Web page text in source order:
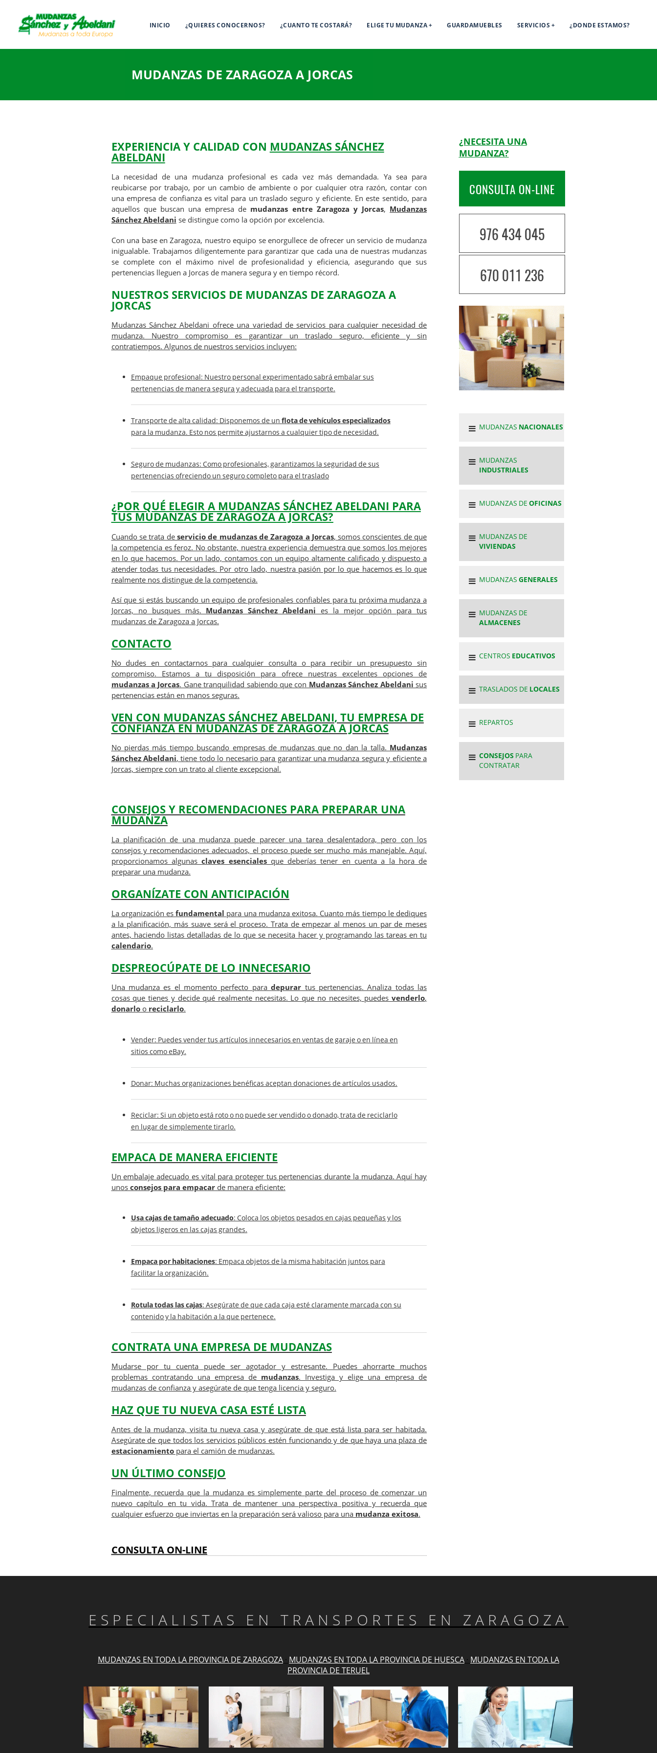
INICIO ¿QUIERES CONOCERNOS? ¿CUANTO TE COSTARÁ? ELIGE TU MUDANZA GUARDAMUEBLES SERVICIOS ¿DONDE ESTAMOS?
MUDANZAS DE ZARAGOZA A JORCAS
EXPERIENCIA Y CALIDAD CON MUDANZAS SÁNCHEZ
ABELDANI
La necesidad de una mudanza profesional es cada vez más demandada. Ya sea para
reubicarse por trabajo, por un cambio de ambiente o por cualquier otra razón, contar con
una empresa de confianza es vital para un traslado seguro y eficiente. En este sentido, para
aquellos que buscan una empresa de mudanzas entre Zaragoza y Jorcas, Mudanzas
Sánchez Abeldani se distingue como la opción por excelencia.
Con una base en Zaragoza, nuestro equipo se enorgullece de ofrecer un servicio de mudanza
inigualable. Trabajamos diligentemente para garantizar que cada una de nuestras mudanzas
se complete con el máximo nivel de profesionalidad y eficiencia, asegurando que sus
pertenencias lleguen a Jorcas de manera segura y en tiempo récord.
NUESTROS SERVICIOS DE MUDANZAS DE ZARAGOZA A
JORCAS
Mudanzas Sánchez Abeldani ofrece una variedad de servicios para cualquier necesidad de
mudanza. Nuestro compromiso es garantizar un traslado seguro, eficiente y sin
contratiempos. Algunos de nuestros servicios incluyen:
Empaque profesional: Nuestro personal experimentado sabrá embalar sus
pertenencias de manera segura y adecuada para el transporte.
Transporte de alta calidad: Disponemos de un flota de vehículos especializados
para la mudanza. Esto nos permite ajustarnos a cualquier tipo de necesidad.
Seguro de mudanzas: Como profesionales, garantizamos la seguridad de sus
pertenencias ofreciendo un seguro completo para el traslado
¿POR QUÉ ELEGIR A MUDANZAS SÁNCHEZ ABELDANI PARA
TUS MUDANZAS DE ZARAGOZA A JORCAS?
Cuando se trata de servicio de mudanzas de Zaragoza a Jorcas, somos conscientes de que
la competencia es feroz. No obstante, nuestra experiencia demuestra que somos los mejores
en lo que hacemos. Por un lado, contamos con un equipo altamente calificado y dispuesto a
atender todas tus necesidades. Por otro lado, nuestra pasión por lo que hacemos es lo que
realmente nos distingue de la competencia.
Así que si estás buscando un equipo de profesionales confiables para tu próxima mudanza a
Jorcas, no busques más. Mudanzas Sánchez Abeldani es la mejor opción para tus
mudanzas de Zaragoza a Jorcas.
CONTACTO
No dudes en contactarnos para cualquier consulta o para recibir un presupuesto sin
compromiso. Estamos a tu disposición para ofrece nuestras excelentes opciones de
mudanzas a Jorcas. Gane tranquilidad sabiendo que con Mudanzas Sánchez Abeldani sus
pertenencias están en manos seguras.
VEN CON MUDANZAS SÁNCHEZ ABELDANI, TU EMPRESA DE
CONFIANZA EN MUDANZAS DE ZARAGOZA A JORCAS
No pierdas más tiempo buscando empresas de mudanzas que no dan la talla. Mudanzas
Sánchez Abeldani, tiene todo lo necesario para garantizar una mudanza segura y eficiente a
Jorcas, siempre con un trato al cliente excepcional.
CONSEJOS Y RECOMENDACIONES PARA PREPARAR UNA
MUDANZA
La planificación de una mudanza puede parecer una tarea desalentadora, pero con los
consejos y recomendaciones adecuados, el proceso puede ser mucho más manejable. Aquí,
proporcionamos algunasclaves esencialesque deberías tener en cuenta a la hora de
preparar una mudanza.
ORGANÍZATE CON ANTICIPACIÓN
La organización esfundamental para una mudanza exitosa. Cuanto más tiempo le dediques
a la planificación, más suave será el proceso. Trata de empezar al menos un par de meses
antes, haciendo listas detalladas de lo que se necesita hacer y programando las tareas en tu
calendario.
DESPREOCÚPATE DE LO INNECESARIO
Una mudanza es el momento perfecto paradepurar tus pertenencias. Analiza todas las
cosas que tienes y decide qué realmente necesitas. Lo que no necesites, puedesvenderlo,
donarloo reciclarlo.
Vender: Puedes vender tus artículos innecesarios en ventas de garaje o en línea en
sitios como eBay.
Donar: Muchas organizaciones benéficas aceptan donaciones de artículos usados.
Reciclar: Si un objeto está roto o no puede ser vendido o donado, trata de reciclarlo
en lugar de simplemente tirarlo.
EMPACA DE MANERA EFICIENTE
Un embalaje adecuado es vital para proteger tus pertenencias durante la mudanza. Aquí hay
unos consejos para empacarde manera eficiente:
Usa cajas de tamaño adecuado: Coloca los objetos pesados en cajas pequeñas y los
objetos ligeros en las cajas grandes.
Empaca por habitaciones: Empaca objetos de la misma habitación juntos para
facilitar la organización.
Rotula todas las cajas: Asegúrate de que cada caja esté claramente marcada con su
contenido y la habitación a la que pertenece.
CONTRATA UNA EMPRESA DE MUDANZAS
Mudarse por tu cuenta puede ser agotador y estresante. Puedes ahorrarte muchos
problemas contratando una empresa de mudanzas. Investiga y elige una empresa de
mudanzas de confianzay asegúrate de que tenga licencia y seguro.
HAZ QUE TU NUEVA CASA ESTÉ LISTA
Antes de la mudanza, visita tu nueva casa y asegúrate de que está lista para ser habitada.
Asegúrate de que todos los servicios públicos estén funcionando y de que haya una plaza de
estacionamientopara el camión de mudanzas.
UN ÚLTIMO CONSEJO
Finalmente, recuerda que la mudanza es simplemente parte del proceso de comenzar un
nuevo capítulo en tu vida. Trata de mantener una perspectiva positiva y recuerda que
cualquier esfuerzo que inviertas en la preparación será valioso para una mudanza exitosa.
CONSULTA ON-LINE
¿NECESITA UNA
MUDANZA?
CONSULTA ON-LINE
976 434 045
670 011 236
MUDANZAS NACIONALES
MUDANZAS
INDUSTRIALES
MUDANZAS DE OFICINAS
MUDANZAS DE
VIVIENDAS
MUDANZAS GENERALES
MUDANZAS DE
ALMACENES
CENTROS EDUCATIVOS
TRASLADOS DE LOCALES
REPARTOS
CONSEJOS PARA
CONTRATAR
ESPECIALISTAS EN TRANSPORTES EN ZARAGOZA
MUDANZAS EN TODA LA PROVINCIA DE ZARAGOZA· MUDANZAS EN TODA LA PROVINCIA DE HUESCA· MUDANZAS EN TODA LA
PROVINCIA DE TERUEL